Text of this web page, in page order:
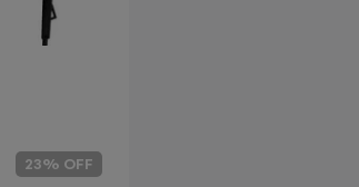
23% OFF